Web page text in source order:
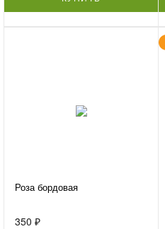
Роза бордовая
350 ₽